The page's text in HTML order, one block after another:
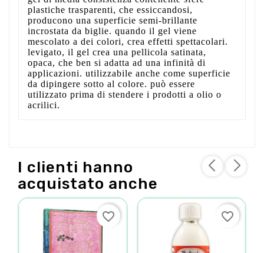
plastiche trasparenti, che essiccandosi,
producono una superficie semi-brillante
incrostata da biglie. quando il gel viene
mescolato a dei colori, crea effetti spettacolari.
levigato, il gel crea una pellicola satinata,
opaca, che ben si adatta ad una infinità di
applicazioni. utilizzabile anche come superficie
da dipingere sotto al colore. può essere
utilizzato prima di stendere i prodotti a olio o
acrilici.
I clienti hanno
acquistato anche
favorite_border favorite_border